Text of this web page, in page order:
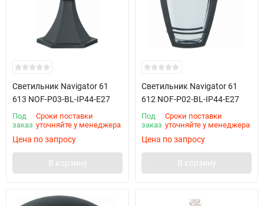
Светильник Navigator 61
613 NOF-P03-BL-IP44-E27
Под
заказ
Сроки поставки
уточняйте у менеджера
Цена по запросу
В корзину
Светильник Navigator 61
612 NOF-P02-BL-IP44-E27
Под
заказ
Сроки поставки
уточняйте у менеджера
Цена по запросу
В корзину